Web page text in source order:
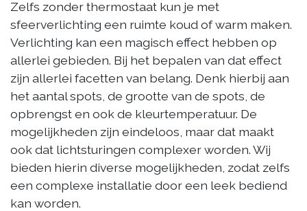
Zelfs zonder thermostaat kun je met
sfeerverlichting een ruimte koud of warm maken.
Verlichting kan een magisch effect hebben op
allerlei gebieden. Bij het bepalen van dat effect
zijn allerlei facetten van belang. Denk hierbij aan
het aantal spots, de grootte van de spots, de
opbrengst en ook de kleurtemperatuur. De
mogelijkheden zijn eindeloos, maar dat maakt
ook dat lichtsturingen complexer worden. Wij
bieden hierin diverse mogelijkheden, zodat zelfs
een complexe installatie door een leek bediend
kan worden.